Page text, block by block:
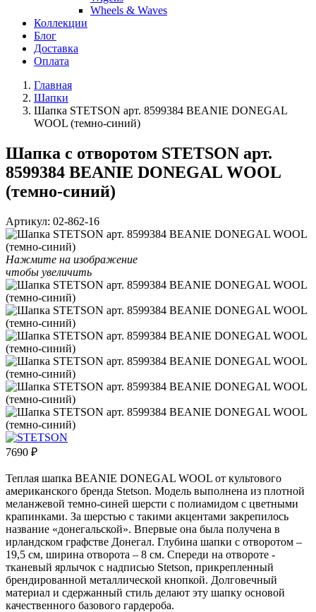
Wheels & Waves
Коллекции
Блог
Доставка
Оплата
Главная
Шапки
Шапка STETSON арт. 8599384 BEANIE DONEGAL
WOOL (темно-синий)
Шапка с отворотом STETSON арт.
8599384 BEANIE DONEGAL WOOL
(темно-синий)
Артикул: 02-862-16
Нажмите на изображение
чтобы увеличить
7690 ₽
Теплая шапка BEANIE DONEGAL WOOL от культового
американского бренда Stetson. Модель выполнена из плотной
меланжевой темно-синей шерсти с полиамидом с цветными
крапинками. За шерстью с такими акцентами закрепилось
название «донегальской». Впервые она была получена в
ирландском графстве Донегал. Глубина шапки с отворотом –
19,5 см, ширина отворота – 8 см. Спереди на отвороте -
тканевый ярлычок с надписью Stetson, прикрепленный
брендированной металлической кнопкой. Долговечный
материал и сдержанный стиль делают эту шапку основой
качественного базового гардероба.